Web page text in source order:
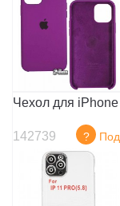
Чехол для
142739 ? Под